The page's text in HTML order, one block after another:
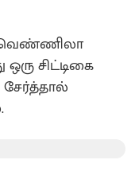
வெண்ணிலா
சிட்டிகை
சேர்த்தால்